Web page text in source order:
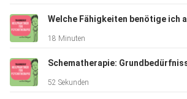
18 Minuten
52 Sekunden